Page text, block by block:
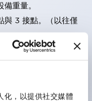
化，以提供社交媒體
重量。
與 3 接點。（以往僅
性的手指保護結構。
入：IP65（僅雙按